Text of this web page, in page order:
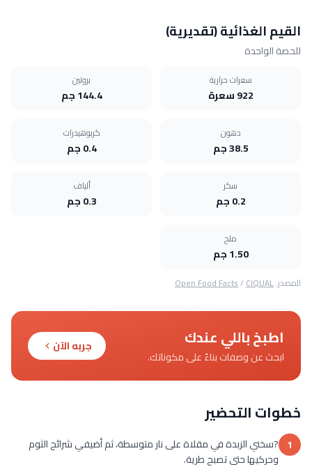
القيم الغذائية (تقديرية)
للحصة الواحدة
سعرات حرارية
922 سعرة
بروتين
144.4 جم
دهون
38.5 جم
كربوهيدرات
0.4 جم
سكر
0.2 جم
ألياف
0.3 جم
ملح
1.50 جم
المصدر: Open Food Facts/CIQUAL
اطبخ باللي عندك
ابحث عن وصفات بناءً على مكوناتك.
جربه الآن
خطوات التحضير
1 ?سخني الزبدة في مقلاة على نار متوسطة، ثم أضيفي شرائح الثوم
وحركيها حتى تصبح طرية.